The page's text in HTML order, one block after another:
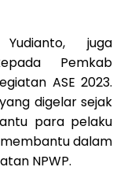
juga
Pemkab
ASE 2023.
digelar sejak
para pelaku
dalam
NPWP.